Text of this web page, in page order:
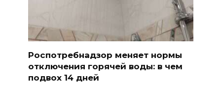
Роспотребнадзор меняет нормы
отключения горячей воды: в чем
подвох 14 дней